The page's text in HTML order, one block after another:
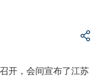
开，会间宣布了江苏